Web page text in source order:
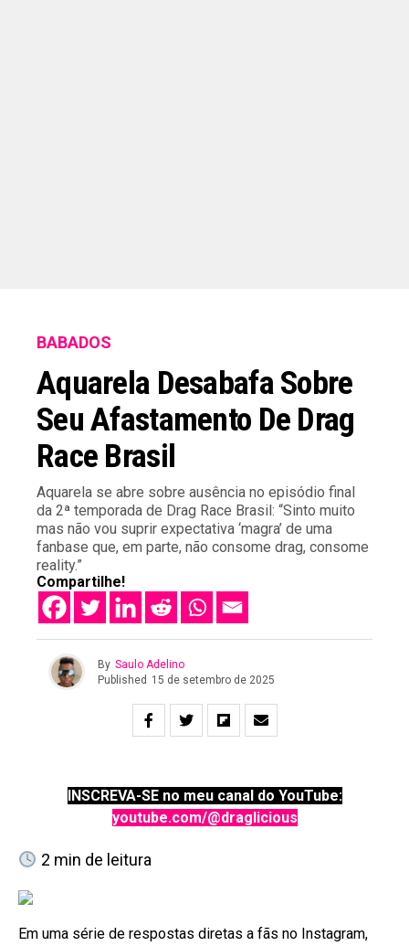
BABADOS
Aquarela Desabafa Sobre
Seu Afastamento De Drag
Race Brasil
Aquarela se abre sobre ausência no episódio final
da 2ª temporada de Drag Race Brasil: “Sinto muito
mas não vou suprir expectativa ‘magra’ de uma
fanbase que, em parte, não consome drag, consome
reality.”
Compartilhe!
By Saulo Adelino
Published 15 de setembro de 2025
INSCREVA-SE no meu canal do YouTube:
youtube.com/@draglicious
2 min de leitura
Em uma série de respostas diretas a fãs no Instagram,